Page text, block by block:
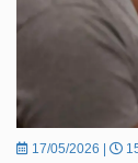
17/05/2026 |